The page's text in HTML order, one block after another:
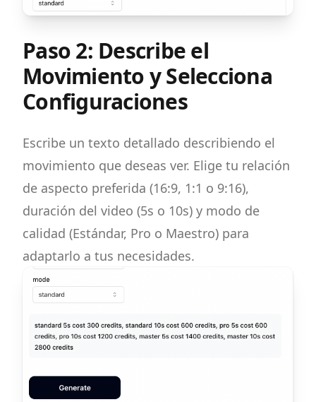
Paso 2: Describe el
Movimiento y Selecciona
Configuraciones
Escribe un texto detallado describiendo el
movimiento que deseas ver. Elige tu relación
de aspecto preferida (16:9, 1:1 o 9:16),
duración del video (5s o 10s) y modo de
calidad (Estándar, Pro o Maestro) para
adaptarlo a tus necesidades.